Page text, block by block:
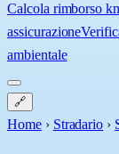
Calcola rimborso
assicurazione
ambientale
🔗
Home › Stradario ›